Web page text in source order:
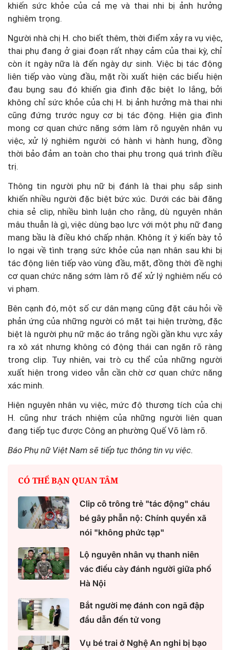
khiến sức khỏe của cả mẹ và thai nhi bị ảnh hưởng
nghiêm trọng.
Người nhà chị H. cho biết thêm, thời điểm xảy ra vụ việc,
thai phụ đang ở giai đoạn rất nhạy cảm của thai kỳ, chỉ
còn ít ngày nữa là đến ngày dự sinh. Việc bị tác động
liên tiếp vào vùng đầu, mặt rồi xuất hiện các biểu hiện
đau bụng sau đó khiến gia đình đặc biệt lo lắng, bởi
không chỉ sức khỏe của chị H. bị ảnh hưởng mà thai nhi
cũng đứng trước nguy cơ bị tác động. Hiện gia đình
mong cơ quan chức năng sớm làm rõ nguyên nhân vụ
việc, xử lý nghiêm người có hành vi hành hung, đồng
thời bảo đảm an toàn cho thai phụ trong quá trình điều
trị.
Thông tin người phụ nữ bị đánh là thai phụ sắp sinh
khiến nhiều người đặc biệt bức xúc. Dưới các bài đăng
chia sẻ clip, nhiều bình luận cho rằng, dù nguyên nhân
mâu thuẫn là gì, việc dùng bạo lực với một phụ nữ đang
mang bầu là điều khó chấp nhận. Không ít ý kiến bày tỏ
lo ngại về tình trạng sức khỏe của nạn nhân sau khi bị
tác động liên tiếp vào vùng đầu, mặt, đồng thời đề nghị
cơ quan chức năng sớm làm rõ để xử lý nghiêm nếu có
vi phạm.
Bên cạnh đó, một số cư dân mạng cũng đặt câu hỏi về
phản ứng của những người có mặt tại hiện trường, đặc
biệt là người phụ nữ mặc áo trắng ngồi gần khu vực xảy
ra xô xát nhưng không có động thái can ngăn rõ ràng
trong clip. Tuy nhiên, vai trò cụ thể của những người
xuất hiện trong video vẫn cần chờ cơ quan chức năng
xác minh.
Hiện nguyên nhân vụ việc, mức độ thương tích của chị
H. cũng như trách nhiệm của những người liên quan
đang tiếp tục được Công an phường Quế Võ làm rõ.
Báo Phụ nữ Việt Nam sẽ tiếp tục thông tin vụ việc.
CÓ THỂ BẠN QUAN TÂM
Clip cô trông trẻ "tác động" cháu
bé gây phẫn nộ: Chính quyền xã
nói "không phức tạp"
Lộ nguyên nhân vụ thanh niên
vác điếu cày đánh người giữa phố
Hà Nội
Bắt người mẹ đánh con ngã đập
đầu dẫn đến tử vong
Vụ bé trai ở Nghệ An nghi bị bạo